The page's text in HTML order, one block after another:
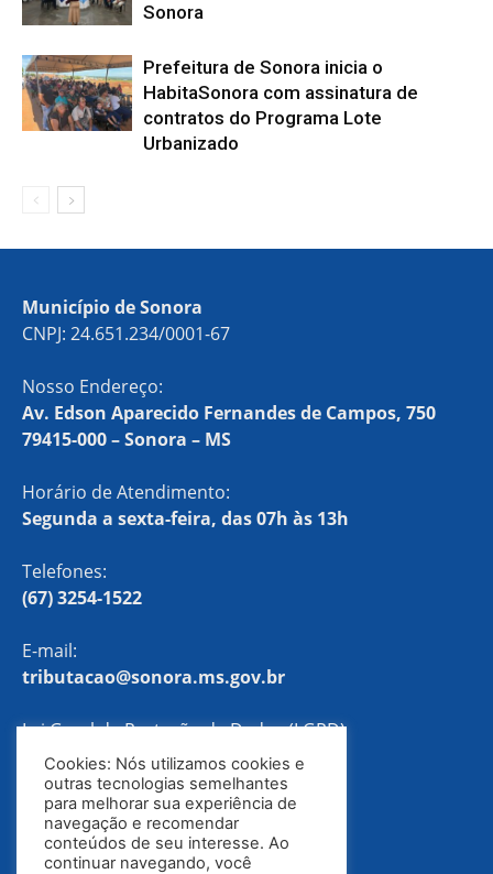
Sonora
Prefeitura de Sonora inicia o
HabitaSonora com assinatura de
contratos do Programa Lote
Urbanizado
Município de Sonora
CNPJ: 24.651.234/0001-67
Nosso Endereço:
Av. Edson Aparecido Fernandes de Campos, 750
79415-000 – Sonora – MS
Horário de Atendimento:
Segunda a sexta-feira, das 07h às 13h
Telefones:
(67) 3254-1522
E-mail:
tributacao@sonora.ms.gov.br
Lei Geral de Proteção de Dados (LGPD)
Política de Privacidade
Cookies: Nós utilizamos cookies e
outras tecnologias semelhantes
para melhorar sua experiência de
navegação e recomendar
conteúdos de seu interesse. Ao
continuar navegando, você